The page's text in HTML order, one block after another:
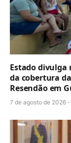
Estado divulga
da cobertura
Resendão em
7 de agosto de 2026 -